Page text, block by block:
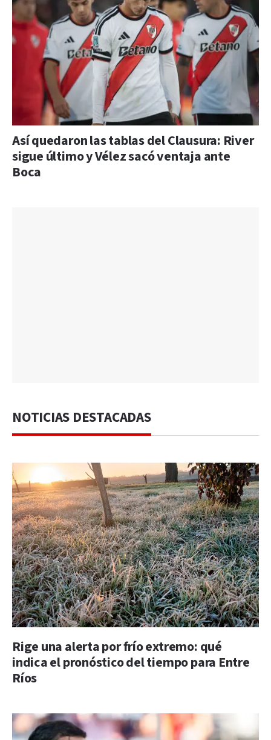
Así quedaron las tablas del Clausura: River
sigue último y Vélez sacó ventaja ante
Boca
NOTICIAS DESTACADAS
Rige una alerta por frío extremo: qué
indica el pronóstico del tiempo para Entre
Ríos